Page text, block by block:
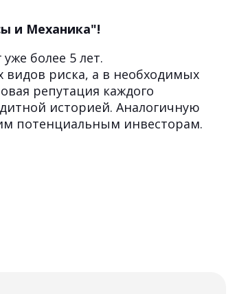
и Механика"!
более 5 лет.
видов риска, а в необходимых
репутация каждого
историей. Аналогичную
потенциальным инвесторам.